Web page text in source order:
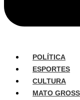
POLÍTICA
ESPORTES
CULTURA
MATO